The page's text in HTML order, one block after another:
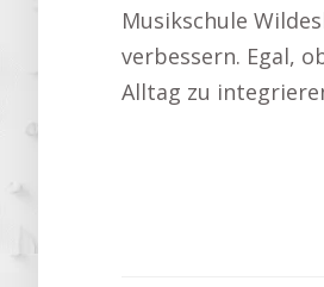
Musikschule
verbessern. Egal,
Alltag zu